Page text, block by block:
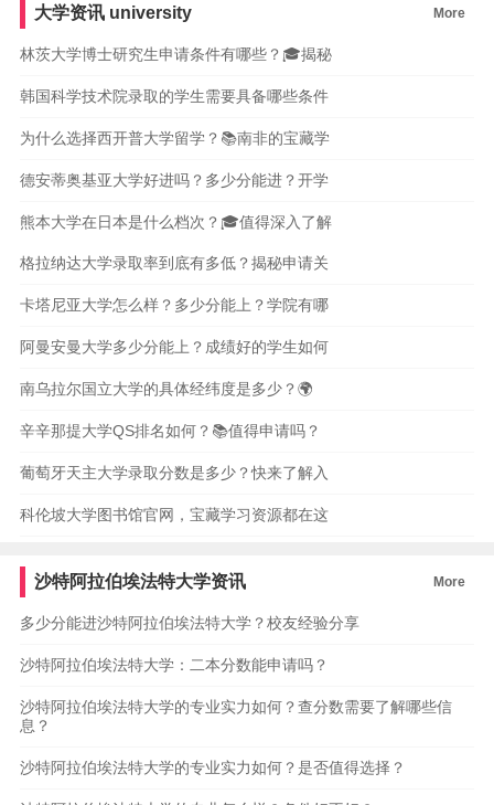
因·沙姆斯大学
圣彼得堡国立信息技术大学
威尼
大学
布尔诺工业大学 德国基尔大学
大学资讯 university More
林茨大学博士研究生申请条件有哪些？🎓揭秘
韩国科学技术院录取的学生需要具备哪些条件
为什么选择西开普大学留学？📚南非的宝藏学
德安蒂奥基亚大学好进吗？多少分能进？开学
熊本大学在日本是什么档次？🎓值得深入了解
格拉纳达大学录取率到底有多低？揭秘申请关
卡塔尼亚大学怎么样？多少分能上？学院有哪
阿曼安曼大学多少分能上？成绩好的学生如何
南乌拉尔国立大学的具体经纬度是多少？🌍
辛辛那提大学QS排名如何？📚值得申请吗？
葡萄牙天主大学录取分数是多少？快来了解入
科伦坡大学图书馆官网，宝藏学习资源都在这
沙特阿拉伯埃法特大学资讯 More
多少分能进沙特阿拉伯埃法特大学？校友经验分享
沙特阿拉伯埃法特大学：二本分数能申请吗？
沙特阿拉伯埃法特大学的专业实力如何？查分数需要了解哪些信
息？
沙特阿拉伯埃法特大学的专业实力如何？是否值得选择？